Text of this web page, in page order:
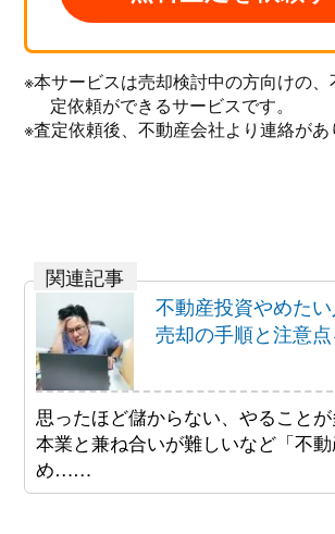
※本サービスは売却検討中の方向けの
定依頼ができるサービスです。
※査定依頼後、不動産会社より連絡があ
不動産投資やめた
売却の手順と注意
思ったほど儲からない、やることが
本業と兼ね合いが難しいなど「不
め……